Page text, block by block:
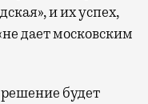
и их успех,
дает московским
будет